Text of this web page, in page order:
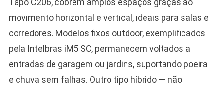
Tapo C206, cobrem amplos espaços graças ao
movimento horizontal e vertical, ideais para salas e
corredores. Modelos fixos outdoor, exemplificados
pela Intelbras iM5 SC, permanecem voltados a
entradas de garagem ou jardins, suportando poeira
e chuva sem falhas. Outro tipo híbrido — não